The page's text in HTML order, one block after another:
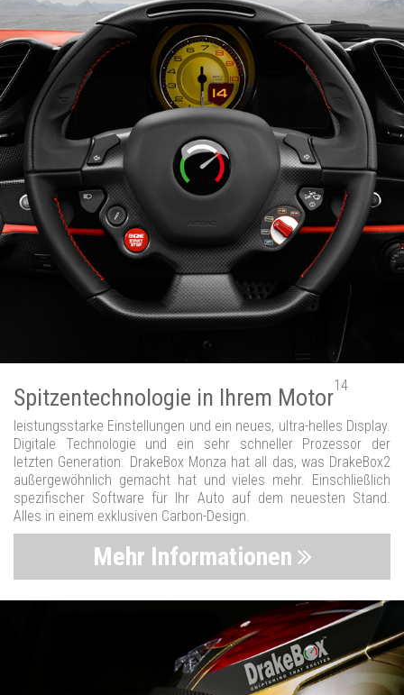
Spitzentechnologie in Ihrem Motor14
leistungsstarke Einstellungen und ein neues, ultra-helles Display.
Digitale Technologie und ein sehr schneller Prozessor der
letzten Generation. DrakeBox Monza hat all das, was DrakeBox2
außergewöhnlich gemacht hat und vieles mehr. Einschließlich
spezifischer Software für Ihr Auto auf dem neuesten Stand.
Alles in einem exklusiven Carbon-Design.
Mehr Informationen